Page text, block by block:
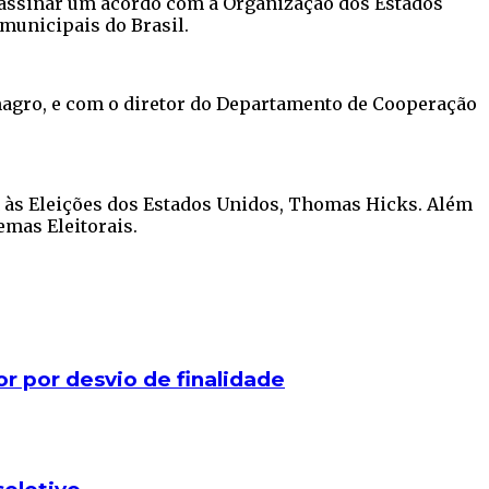
municipais do Brasil.
e com o diretor do Departamento de Cooperação
Eleições dos Estados Unidos, Thomas Hicks. Além
Eleitorais.
por desvio de finalidade